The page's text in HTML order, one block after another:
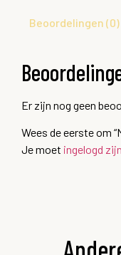
Beoordelingen (0)
Er zijn nog geen
Wees de eerste om
Je moet ingelogd zijn